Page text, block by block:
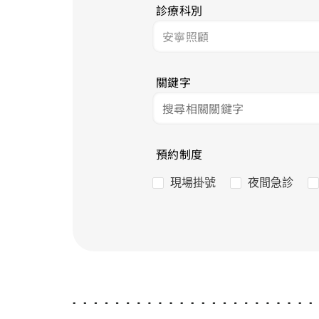
診療科別
關鍵字
預約制度
現場掛號 夜間急診